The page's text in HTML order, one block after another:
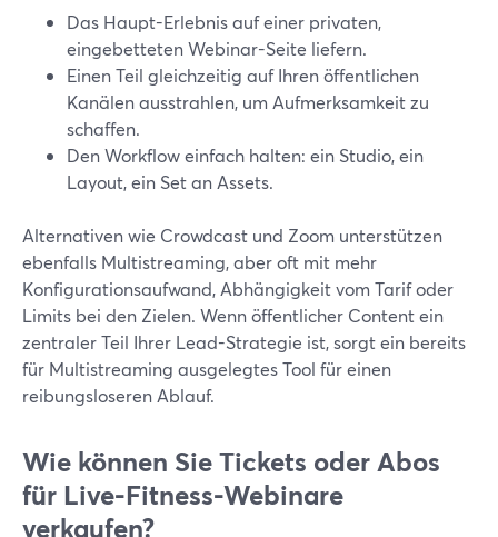
Das Haupt-Erlebnis auf einer privaten,
eingebetteten Webinar-Seite liefern.
Einen Teil gleichzeitig auf Ihren öffentlichen
Kanälen ausstrahlen, um Aufmerksamkeit zu
schaffen.
Den Workflow einfach halten: ein Studio, ein
Layout, ein Set an Assets.
Alternativen wie Crowdcast und Zoom unterstützen
ebenfalls Multistreaming, aber oft mit mehr
Konfigurationsaufwand, Abhängigkeit vom Tarif oder
Limits bei den Zielen. Wenn öffentlicher Content ein
zentraler Teil Ihrer Lead-Strategie ist, sorgt ein bereits
für Multistreaming ausgelegtes Tool für einen
reibungsloseren Ablauf.
Wie können Sie Tickets oder Abos
für Live-Fitness-Webinare
verkaufen?